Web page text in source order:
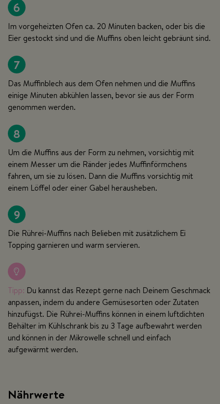
6
Im vorgeheizten Ofen ca. 20 Minuten backen, oder bis die
Eier gestockt sind und die Muffins oben leicht gebräunt sind.
7
Das Muffinblech aus dem Ofen nehmen und die Muffins
einige Minuten abkühlen lassen, bevor sie aus der Form
genommen werden.
8
Um die Muffins aus der Form zu nehmen, vorsichtig mit
einem Messer um die Ränder jedes Muffinförmchens
fahren, um sie zu lösen. Dann die Muffins vorsichtig mit
einem Löffel oder einer Gabel herausheben.
9
Die Rührei-Muffins nach Belieben mit zusätzlichem Ei
Topping garnieren und warm servieren.
Tipp: Du kannst das Rezept gerne nach Deinem Geschmack
anpassen, indem du andere Gemüsesorten oder Zutaten
hinzufügst. Die Rührei-Muffins können in einem luftdichten
Behälter im Kühlschrank bis zu 3 Tage aufbewahrt werden
und können in der Mikrowelle schnell und einfach
aufgewärmt werden.
Nährwerte